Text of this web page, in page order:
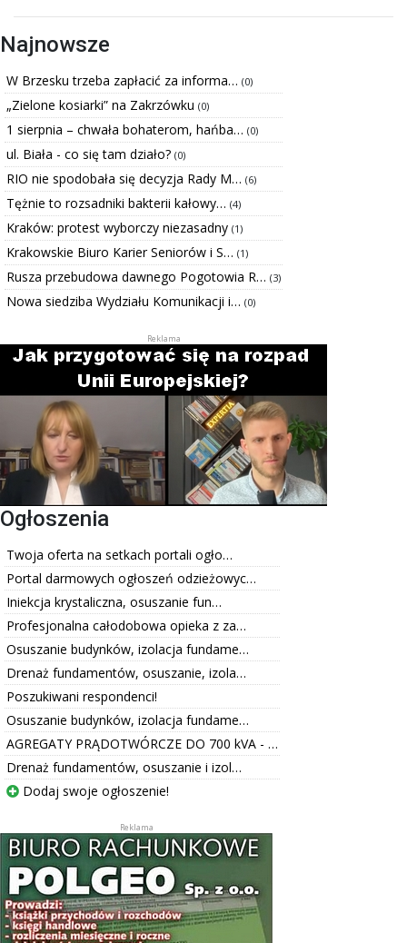
Najnowsze
W Brzesku trzeba zapłacić za informa… (0)
„Zielone kosiarki” na Zakrzówku (0)
1 sierpnia – chwała bohaterom, hańba… (0)
ul. Biała - co się tam działo? (0)
RIO nie spodobała się decyzja Rady M… (6)
Tężnie to rozsadniki bakterii kałowy… (4)
Kraków: protest wyborczy niezasadny (1)
Krakowskie Biuro Karier Seniorów i S… (1)
Rusza przebudowa dawnego Pogotowia R… (3)
Nowa siedziba Wydziału Komunikacji i… (0)
Ogłoszenia
Twoja oferta na setkach portali ogło…
Portal darmowych ogłoszeń odzieżowyc…
Iniekcja krystaliczna, osuszanie fun…
Profesjonalna całodobowa opieka z za…
Osuszanie budynków, izolacja fundame…
Drenaż fundamentów, osuszanie, izola…
Poszukiwani respondenci!
Osuszanie budynków, izolacja fundame…
AGREGATY PRĄDOTWÓRCZE DO 700 kVA - …
Drenaż fundamentów, osuszanie i izol…
Dodaj swoje ogłoszenie!